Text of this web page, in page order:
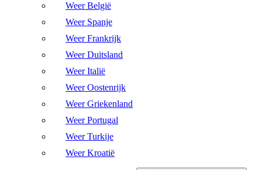
Weer België
Weer Spanje
Weer Frankrijk
Weer Duitsland
Weer Italië
Weer Oostenrijk
Weer Griekenland
Weer Portugal
Weer Turkije
Weer Kroatië